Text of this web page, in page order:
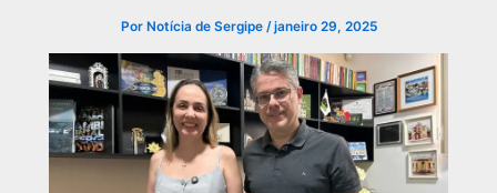
Por Notícia de Sergipe /janeiro 29, 2025